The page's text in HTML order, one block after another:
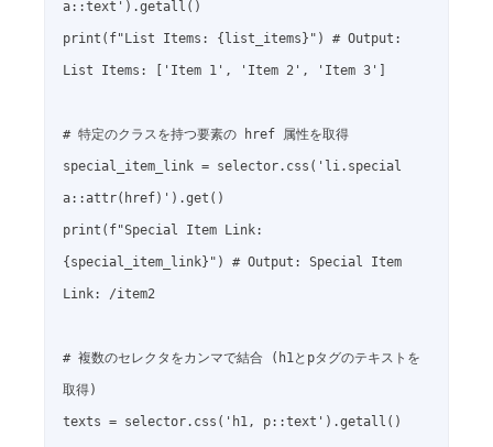
a::text').getall()
print(f"List Items: {list_items}") # Output:
List Items: ['Item 1', 'Item 2', 'Item 3']
# 特定のクラスを持つ要素の href 属性を取得
special_item_link = selector.css('li.special
a::attr(href)').get()
print(f"Special Item Link:
{special_item_link}") # Output: Special Item
Link: /item2
# 複数のセレクタをカンマで結合 (h1とpタグのテキストを
取得)
texts = selector.css('h1, p::text').getall()